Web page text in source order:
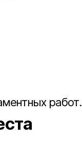
работ.